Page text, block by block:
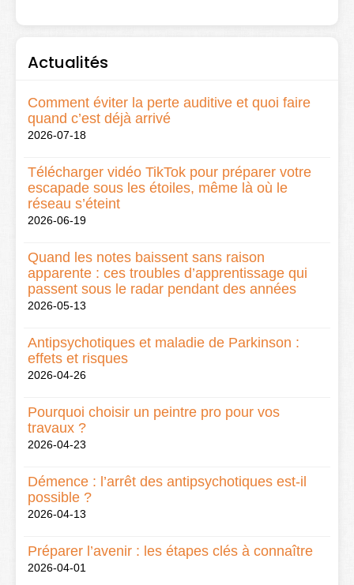
Actualités
Comment éviter la perte auditive et quoi faire
quand c’est déjà arrivé
2026-07-18
Télécharger vidéo TikTok pour préparer votre
escapade sous les étoiles, même là où le
réseau s’éteint
2026-06-19
Quand les notes baissent sans raison
apparente : ces troubles d’apprentissage qui
passent sous le radar pendant des années
2026-05-13
Antipsychotiques et maladie de Parkinson :
effets et risques
2026-04-26
Pourquoi choisir un peintre pro pour vos
travaux ?
2026-04-23
Démence : l’arrêt des antipsychotiques est-il
possible ?
2026-04-13
Préparer l’avenir : les étapes clés à connaître
2026-04-01